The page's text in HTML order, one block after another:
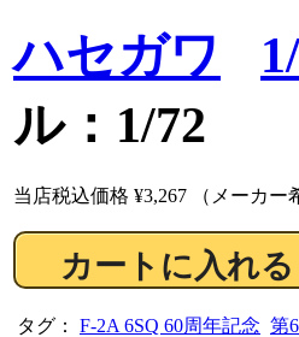
ハセガワ
ル：1/72
当店税込価格 ¥3,267 （メーカー
タグ： F-2A 6SQ 60周年記念 第